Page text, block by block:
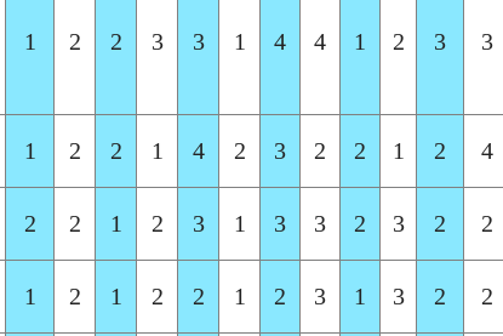
1 2 2 3 3 1 4 4 1 2 3 3
1 2 2 1 4 2 3 2 2 1 2 4
2 2 1 2 3 1 3 3 2 3 2 2
1 2 1 2 2 1 2 3 1 3 2 2